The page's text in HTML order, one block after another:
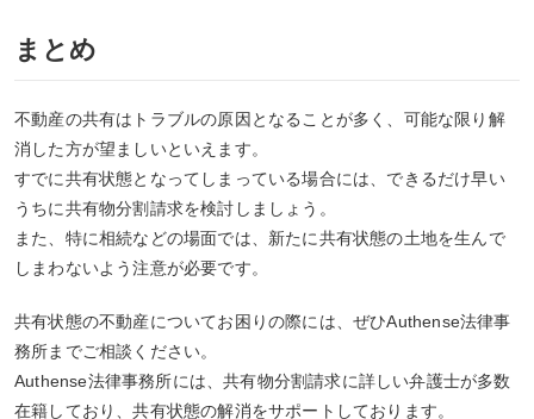
まとめ
不動産の共有はトラブルの原因となることが多く、可能な限り解
消した方が望ましいといえます。
すでに共有状態となってしまっている場合には、できるだけ早い
うちに共有物分割請求を検討しましょう。
また、特に相続などの場面では、新たに共有状態の土地を生んで
しまわないよう注意が必要です。
共有状態の不動産についてお困りの際には、ぜひAuthense法律事
務所までご相談ください。
Authense法律事務所には、共有物分割請求に詳しい弁護士が多数
在籍しており、共有状態の解消をサポートしております。